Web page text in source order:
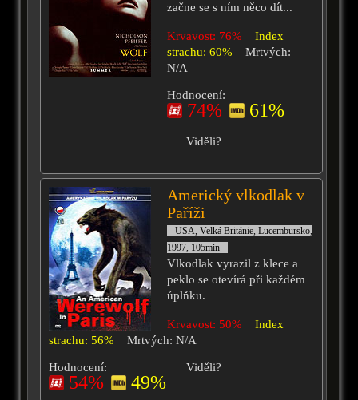
začne se s ním něco dít...
Krvavost: 76%
Index
strachu: 60%
Mrtvých:
N/A
Hodnocení:
74% 61%
Viděli?
Americký vlkodlak v
Paříži
USA, Velká Británie, Lucembursko,
1997, 105min
Vlkodlak vyrazil z klece a
peklo se otevírá při každém
úplňku.
Krvavost: 50%
Index
strachu: 56%
Mrtvých: N/A
Hodnocení:
54% 49%
Viděli?